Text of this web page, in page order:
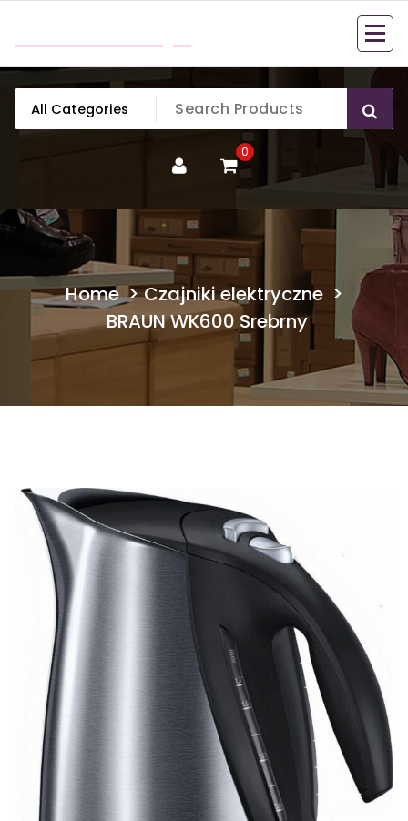
content
0
Home>Czajniki elektryczne >
BRAUN WK600 Srebrny